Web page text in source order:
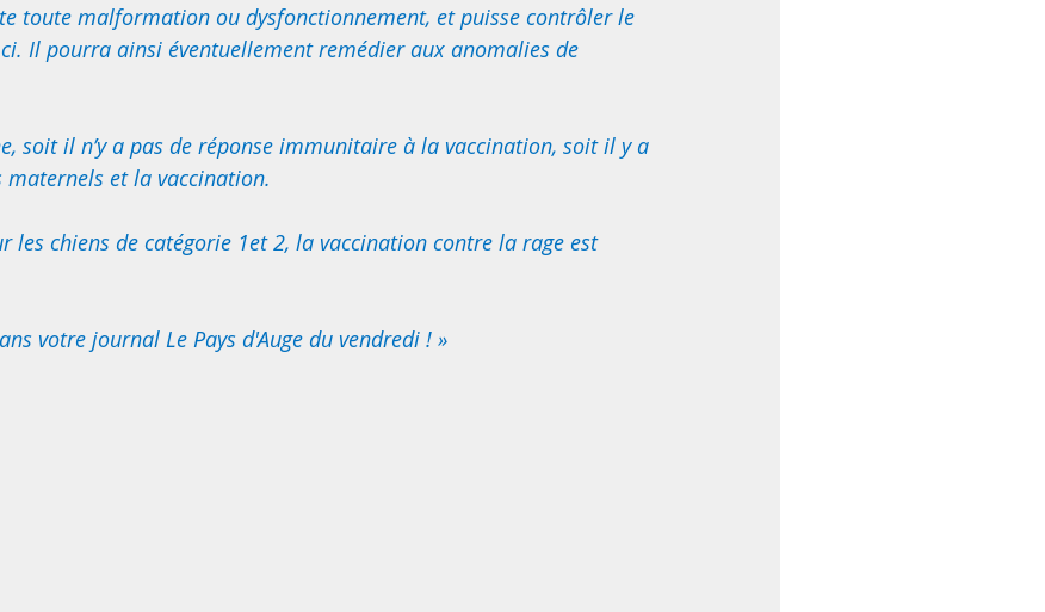
toute malformation ou dysfonctionnement, et puisse contrôler le
Il pourra ainsi éventuellement remédier aux anomalies de
soit il n’y a pas de réponse immunitaire à la vaccination, soit il y a
et la vaccination.
les chiens de catégorie 1et 2, la vaccination contre la rage est
votre journal Le Pays d'Auge du vendredi ! »